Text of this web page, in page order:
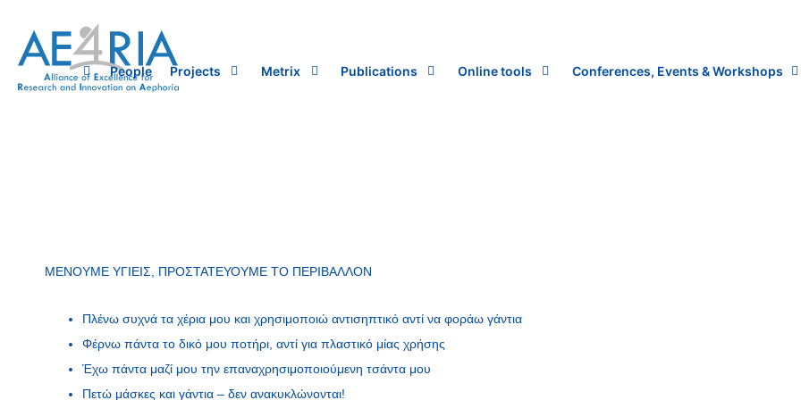
content
People Projects Metrix Publications Online tools Conferences, Events & Workshops
ΜΕΝΟΥΜΕ ΥΓΙΕΙΣ, ΠΡΟΣΤΑΤΕΥΟΥΜΕ ΤΟ ΠΕΡΙΒΑΛΛΟΝ
Πλένω συχνά τα χέρια μου και χρησιμοποιώ αντισηπτικό αντί να φοράω γάντια
Φέρνω πάντα το δικό μου ποτήρι, αντί για πλαστικό μίας χρήσης
Έχω πάντα μαζί μου την επαναχρησιμοποιούμενη τσάντα μου
Πετώ μάσκες και γάντια – δεν ανακυκλώνονται!